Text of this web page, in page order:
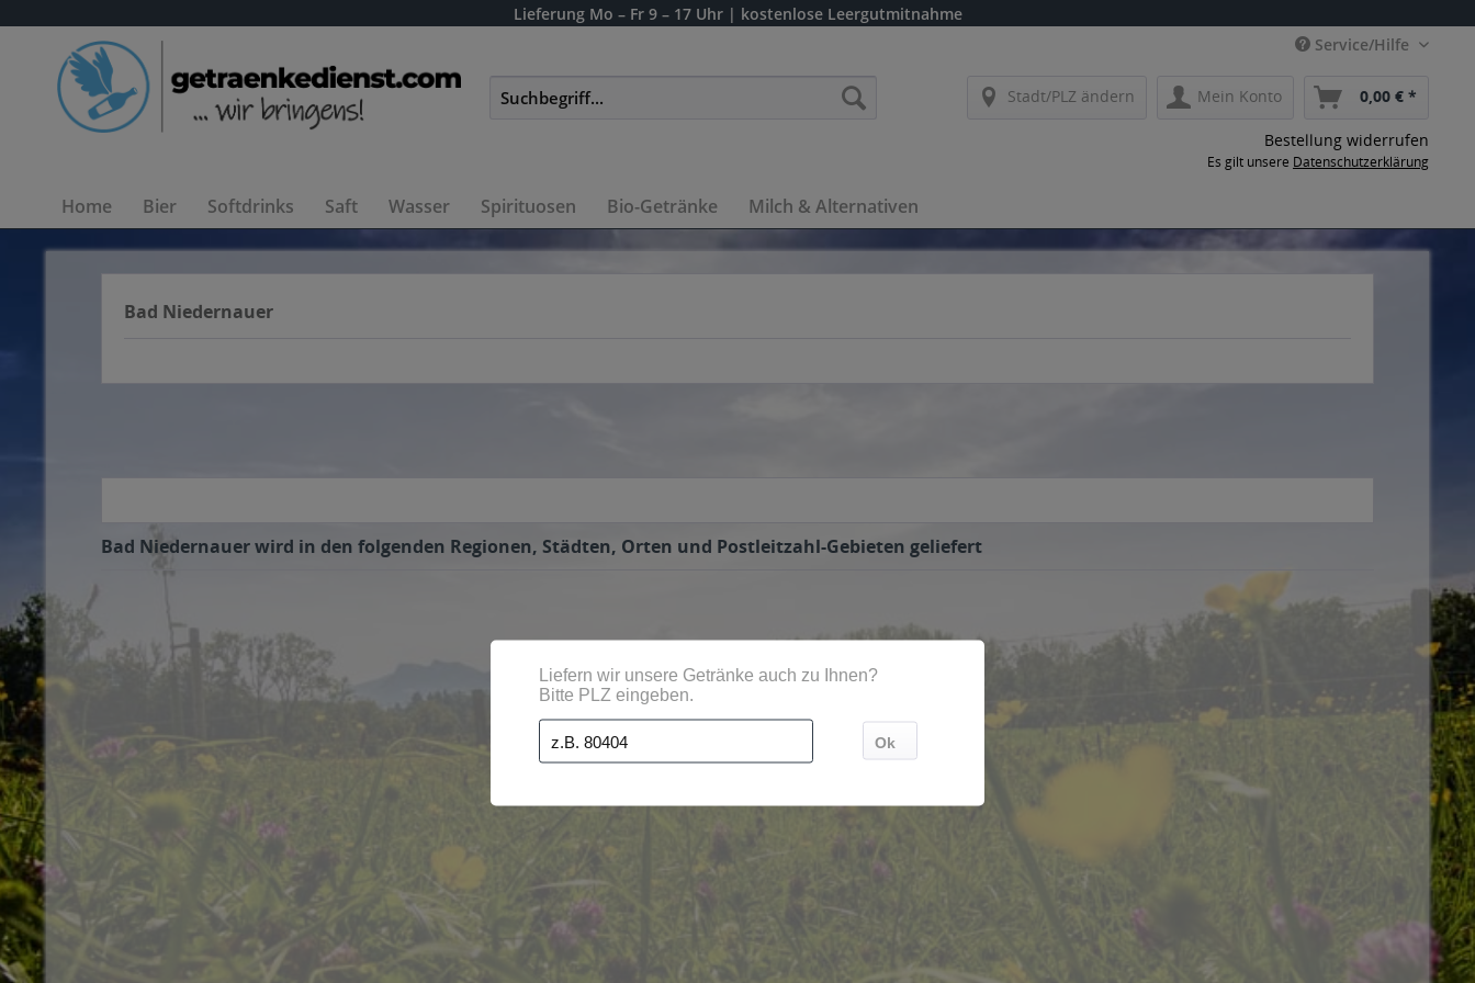
Lieferung Mo – Fr 9 – 17 Uhr | kostenlose Leergutmitnahme
Service/Hilfe
Stadt/PLZ ändern Mein Konto 0,00 € *
Bestellung widerrufen
Es gilt unsere Datenschutzerklärung
Home Bier Softdrinks Saft Wasser Spirituosen Bio-Getränke Milch & Alternativen
Bad Niedernauer
Bad Niedernauer wird in den folgenden Regionen, Städten, Orten und Postleitzahl-Gebieten geliefert